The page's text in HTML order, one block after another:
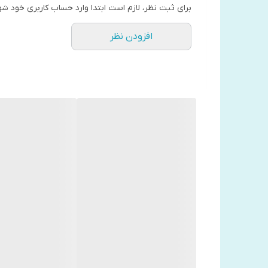
برای ثبت نظر، لازم است ابتدا وارد حساب کاربری خود
افزودن نظر